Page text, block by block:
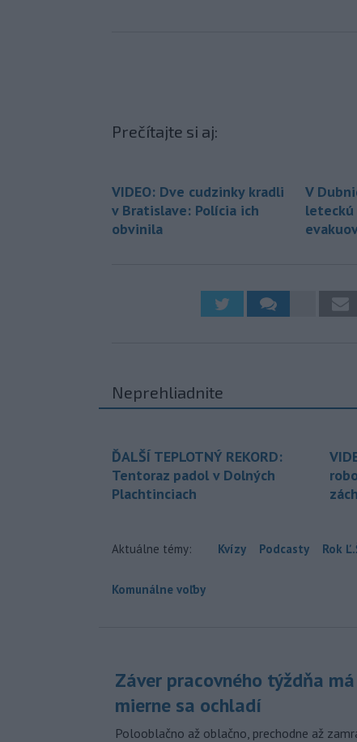
Prečítajte si aj:
VIDEO: Dve cudzinky kradli
v Bratislave: Polícia ich
obvinila
V
leteckú
Neprehliadnite
ĎALŠÍ TEPLOTNÝ REKORD:
Tentoraz padol v Dolných
Plachtinciach
Aktuálne témy: Kvízy Podcasty Rok
Komunálne voľby
Záver pracovného týždňa
mierne sa ochladí
Polooblačno až oblačno, prechodne až